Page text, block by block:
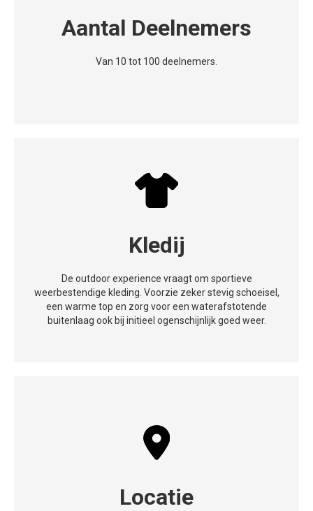
Aantal Deelnemers
Van 10 tot 100 deelnemers.
Kledij
De outdoor experience vraagt om sportieve
weerbestendige kleding. Voorzie zeker stevig schoeisel,
een warme top en zorg voor een waterafstotende
buitenlaag ook bij initieel ogenschijnlijk goed weer.
Locatie